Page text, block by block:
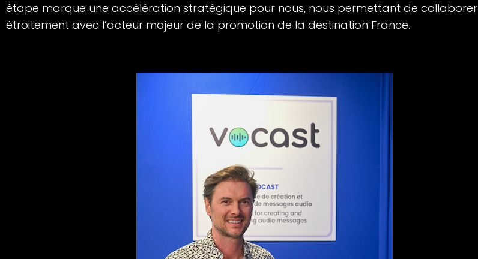
étape marque une accélération stratégique pour nous, nous permettant de collaborer
étroitement avec l’acteur majeur de la promotion de la destination France.